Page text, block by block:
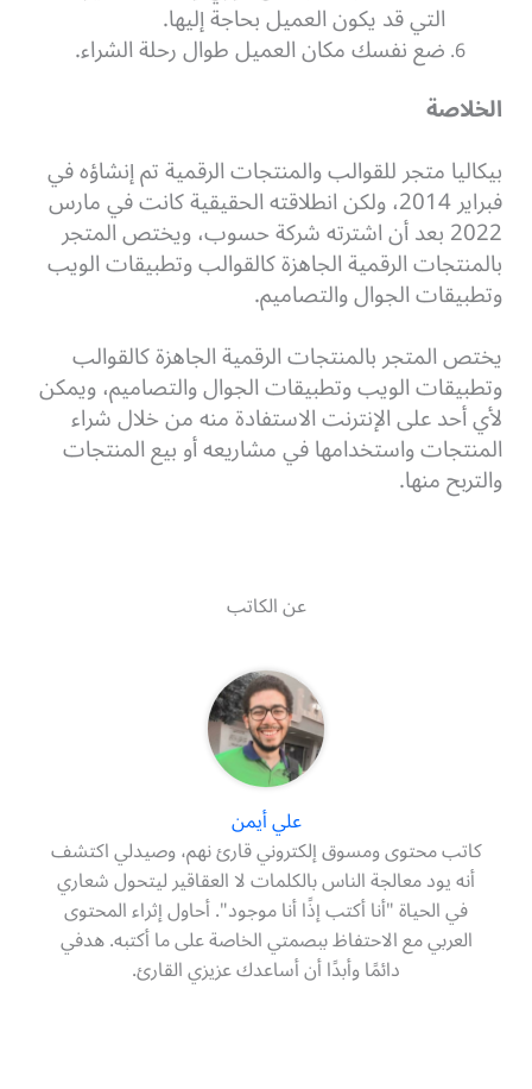
التي قد يكون العميل بحاجة إليها.
ضع نفسك مكان العميل طوال رحلة الشراء.
الخلاصة
بيكاليا متجر للقوالب والمنتجات الرقمية تم إنشاؤه في
فبراير 2014، ولكن انطلاقته الحقيقية كانت في مارس
2022 بعد أن اشترته شركة حسوب، ويختص المتجر
بالمنتجات الرقمية الجاهزة كالقوالب وتطبيقات الويب
وتطبيقات الجوال والتصاميم.
يختص المتجر بالمنتجات الرقمية الجاهزة كالقوالب
وتطبيقات الويب وتطبيقات الجوال والتصاميم، ويمكن
لأي أحد على الإنترنت الاستفادة منه من خلال شراء
المنتجات واستخدامها في مشاريعه أو بيع المنتجات
والتربح منها.
عن الكاتب
علي أيمن
كاتب محتوى ومسوق إلكتروني قارئ نهم، وصيدلي اكتشف
أنه يود معالجة الناس بالكلمات لا العقاقير ليتحول شعاري
في الحياة "أنا أكتب إذًا أنا موجود". أحاول إثراء المحتوى
العربي مع الاحتفاظ ببصمتي الخاصة على ما أكتبه. هدفي
دائمًا وأبدًا أن أساعدك عزيزي القارئ.